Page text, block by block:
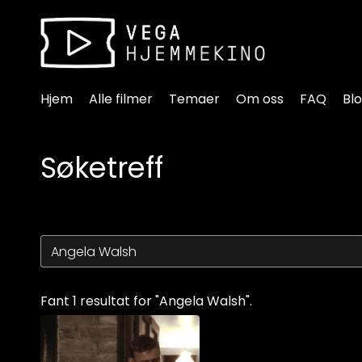
Tilgjengelighetslenker
Hjem Alle filmer Temaer Om oss FAQ
Søketreff
Fant 1 resultat for "Angela Walsh".